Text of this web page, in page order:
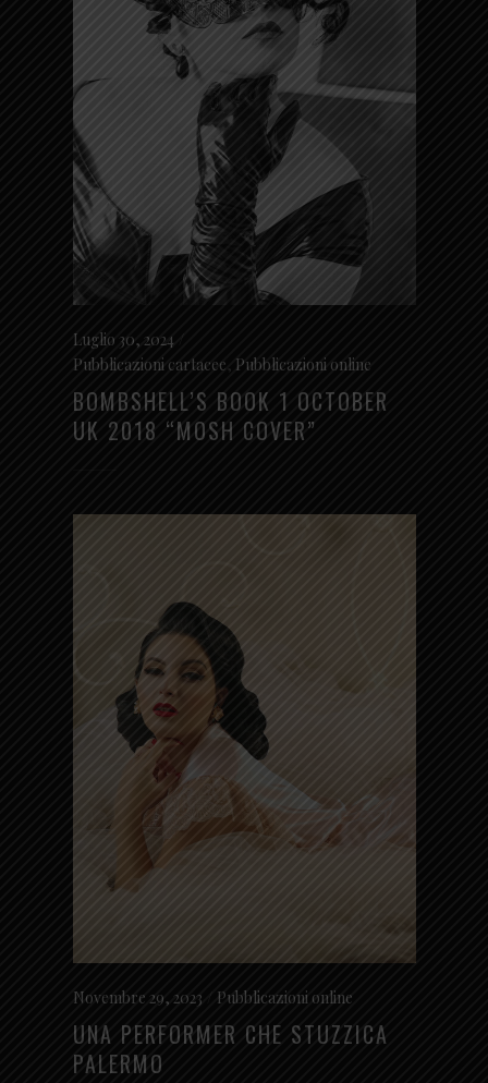
Luglio 30, 2024
Pubblicazioni cartacee , Pubblicazioni online
BOMBSHELL’S BOOK 1 OCTOBER
UK 2018 “MOSH COVER”
Novembre 29, 2023 Pubblicazioni online
UNA PERFORMER CHE STUZZICA
PALERMO